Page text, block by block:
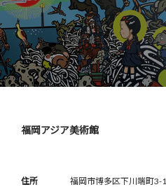
福岡アジア美術館
住所
福岡市博多区下川端町3-1